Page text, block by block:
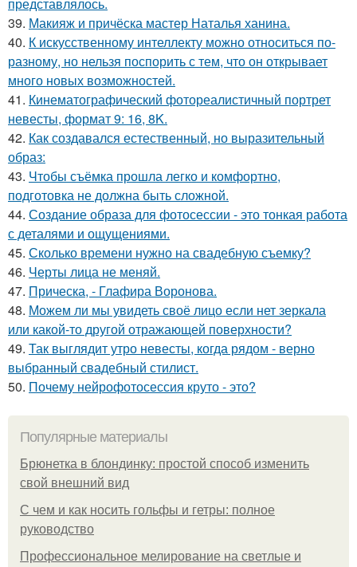
представлялось.
39. Макияж и причёска мастер Наталья ханина.
40. К искусственному интеллекту можно относиться по-
разному, но нельзя поспорить с тем, что он открывает
много новых возможностей.
41. Кинематографический фотореалистичный портрет
невесты, формат 9: 16, 8K.
42. Как создавался естественный, но выразительный
образ:
43. Чтобы съёмка прошла легко и комфортно,
подготовка не должна быть сложной.
44. Создание образа для фотосессии - это тонкая работа
с деталями и ощущениями.
45. Сколько времени нужно на свадебную съемку?
46. Черты лица не меняй.
47. Прическа, - Глафира Воронова.
48. Можем ли мы увидеть своё лицо если нет зеркала
или какой-то другой отражающей поверхности?
49. Так выглядит утро невесты, когда рядом - верно
выбранный свадебный стилист.
50. Почему нейрофотосессия круто - это?
Популярные материалы
Брюнетка в блондинку: простой способ изменить
свой внешний вид
С чем и как носить гольфы и гетры: полное
руководство
Профессиональное мелирование на светлые и